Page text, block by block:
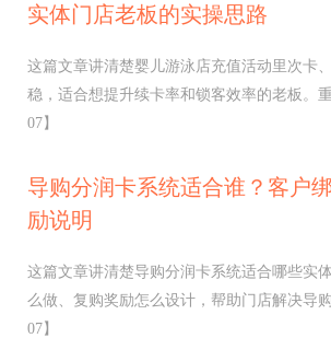
实体门店老板的实操思路
这篇文章讲清楚婴儿游泳店充值活动里次卡
稳，适合想提升续卡率和锁客效率的老板。
07】
导购分润卡系统适合谁？客户
励说明
这篇文章讲清楚导购分润卡系统适合哪些实
么做、复购奖励怎么设计，帮助门店解决导
07】